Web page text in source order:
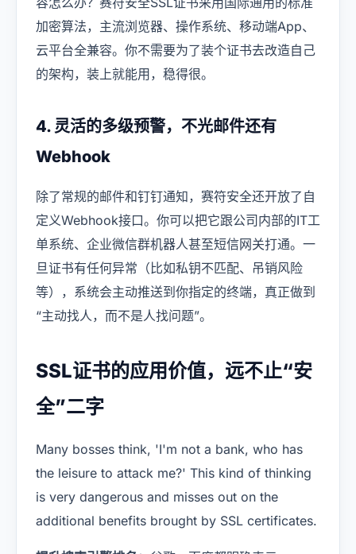
加密算法，主流浏览器、操作系统、移动端App、
云平台全兼容。你不需要为了装个证书去改造自己
的架构，装上就能用，稳得很。
4. 灵活的多级预警，不光邮件还有
Webhook
除了常规的邮件和钉钉通知，赛符安全还开放了自
定义Webhook接口。你可以把它跟公司内部的IT工
单系统、企业微信群机器人甚至短信网关打通。一
旦证书有任何异常（比如私钥不匹配、吊销风险
等），系统会主动推送到你指定的终端，真正做到
“主动找人，而不是人找问题”。
SSL证书的应用价值，远不止“安
全”二字
Many bosses think, 'I'm not a bank, who has
the leisure to attack me?' This kind of thinking
is very dangerous and misses out on the
additional benefits brought by SSL certificates.